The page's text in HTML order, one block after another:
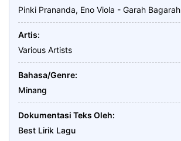
Pinki Prananda, Eno Viola - Garah Bagarah
Artis
Various Artists
Bahasa/Genre
Minang
Dokumentasi Teks Oleh
Best Lirik Lagu